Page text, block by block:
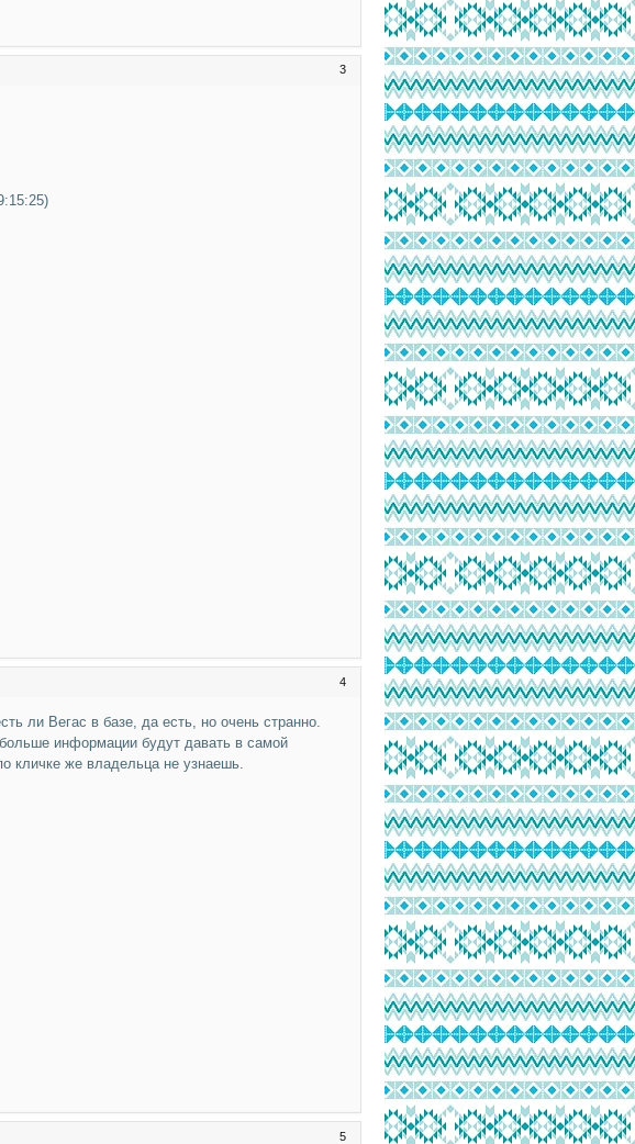
3
4
ли Вегас в базе, да есть, но очень странно.
информации будут давать в самой
кличке же владельца не узнаешь.
5